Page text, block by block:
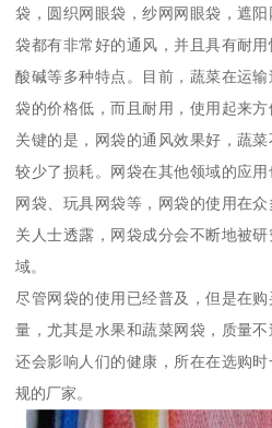
袋，圆织网眼袋，纱网网眼袋，遮
袋都有非常好的通风，并且具有耐
酸碱等多种特点。目前，蔬菜在运
袋的价格低，而且耐用，使用起来
关键的是，网袋的通风效果好，蔬
较少了损耗。网袋在其他领域的应
网袋、玩具网袋等，网袋的使用在
关人士透露，网袋成分会不断地被
域。
尽管网袋的使用已经普及，但是在
量，尤其是水果和蔬菜网袋，质量
还会影响人们的健康，所在在选购
规的厂家。